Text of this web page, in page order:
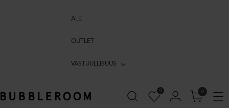
ALE
OUTLET
VASTUULLISUUS
0 0